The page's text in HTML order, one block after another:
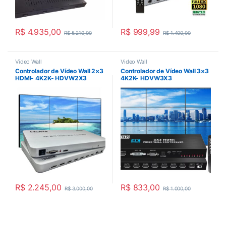
R$4.935,00 R$5.210,00 R$999,99 R$1.400,00
Video Wall
Controlador de Vídeo Wall 2×3
HDMI- 4K2K- HDVW2X3
R$2.245,00 R$3.000,00
Video Wall
Controlador de Vídeo Wall 3×3
4K2K- HDVW3X3
R$833,00 R$1.000,00